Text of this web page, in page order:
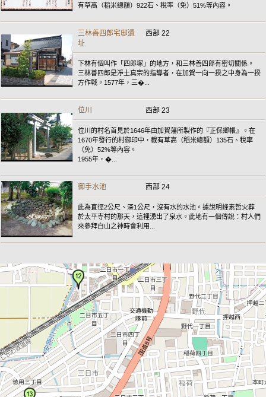
有草高（稻米總額）922石、稅率（免）51%等內容。
三林善四郎宅邸遺
址
西部 22
下林有個叫作「四郎塚」的地方，和三林善四郎有密切關係。
三林善四郎是淨土真宗的指導者，在加賀一向一揆之中身為一揆
方作戰。1577年，三�...
位川 西部 23
位川的村名首見於1646年由加賀藩所製作的『正保鄉帳』。在
1670年發行的村御印中，載有草高（稻米總額）135石、稅率
（免）52%等內容。
1955年，�...
御手水池 西部 24
此為直徑2公尺、深1公尺，沒有水的水池。據說明峰素哲火葬
於太平寺村的那天，這裡湧出了泉水。此地有一個傳說：村人們
來參拜白山之神時會利用...